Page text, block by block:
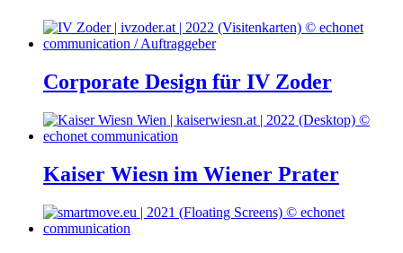
Corporate Design für IV Zoder
Kaiser Wiesn im Wiener Prater